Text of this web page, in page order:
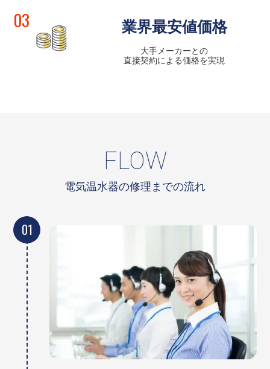
03 業界最安値価格
大手メーカーとの
直接契約による価格を実現
FLOW
電気温水器の修理までの流れ
01